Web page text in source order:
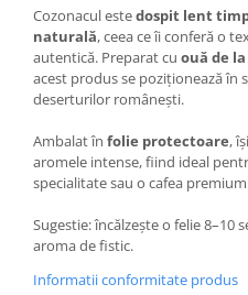
Cozonacul estedospit lent
naturală, ceea ce îi conferă o
autentică. Preparat cu ouă de
acest produs se poziționează în
deserturilor românești.
Ambalat în folie protectoare,
aromele intense, fiind ideal
specialitate sau o cafea
Sugestie: încălzește o felie 8–10
aroma de fistic.
Informatii conformitate produs